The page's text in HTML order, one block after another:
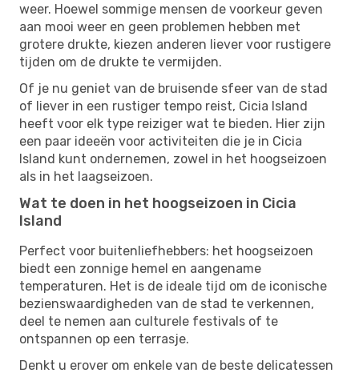
weer. Hoewel sommige mensen de voorkeur geven
aan mooi weer en geen problemen hebben met
grotere drukte, kiezen anderen liever voor rustigere
tijden om de drukte te vermijden.
Of je nu geniet van de bruisende sfeer van de stad
of liever in een rustiger tempo reist, Cicia Island
heeft voor elk type reiziger wat te bieden. Hier zijn
een paar ideeën voor activiteiten die je in Cicia
Island kunt ondernemen, zowel in het hoogseizoen
als in het laagseizoen.
Wat te doen in het hoogseizoen in Cicia
Island
Perfect voor buitenliefhebbers: het hoogseizoen
biedt een zonnige hemel en aangename
temperaturen. Het is de ideale tijd om de iconische
bezienswaardigheden van de stad te verkennen,
deel te nemen aan culturele festivals of te
ontspannen op een terrasje.
Denkt u erover om enkele van de beste delicatessen